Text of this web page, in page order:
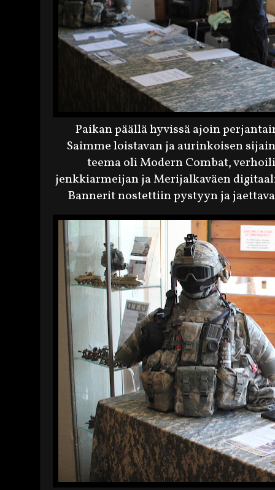
Paikan päällä hyvissä ajoin
Saimme loistavan ja aurinkoisen
teema oli Modern Combat,
jenkkiarmeijan ja Merijalkaväen
Bannerit nostettiin pystyyn ja